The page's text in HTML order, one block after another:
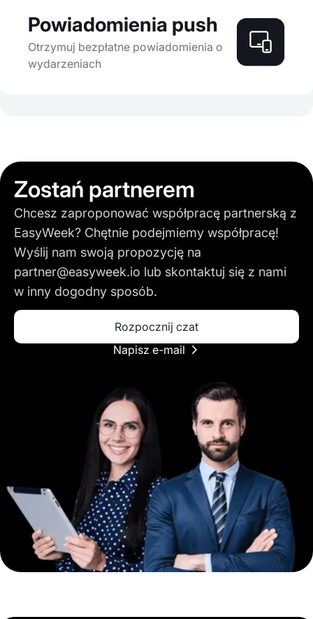
Powiadomienia push
Otrzymuj bezpłatne powiadomienia o
wydarzeniach
Zostań partnerem
Chcesz zaproponować współpracę partnerską z
EasyWeek? Chętnie podejmiemy współpracę!
Wyślij nam swoją propozycję na
partner@easyweek.io lub skontaktuj się z nami
w inny dogodny sposób.
Rozpocznij czat
Napisz e-mail